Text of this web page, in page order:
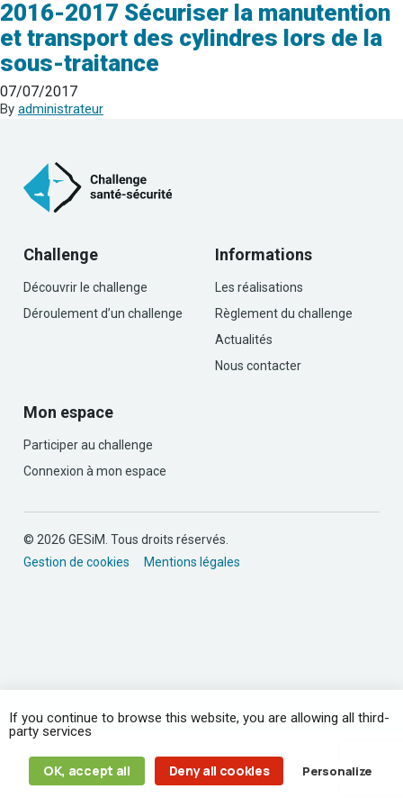
2016-2017 Sécuriser la manutention
et transport des cylindres lors de la
sous-traitance
07/07/2017
By administrateur
Challenge
Découvrir le challenge
Déroulement d’un challenge
Informations
Les réalisations
Règlement du challenge
Actualités
Nous contacter
Mon espace
Participer au challenge
Connexion à mon espace
© 2026 GESiM. Tous droits réservés.
Gestion de cookies
Mentions légales
If you continue to browse this website, you are allowing all third-
party services
OK, accept all Deny all cookies Personalize